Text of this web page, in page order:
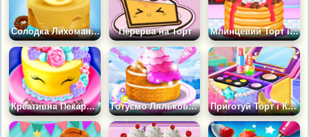
Солодка Лихоманка Перерва на Торт Млинцевий Торт із Глазур'ю
Креативна Пекарня Тортів Готуємо Ляльковий Торт Приготуй Торт і Косметику для дівчаток